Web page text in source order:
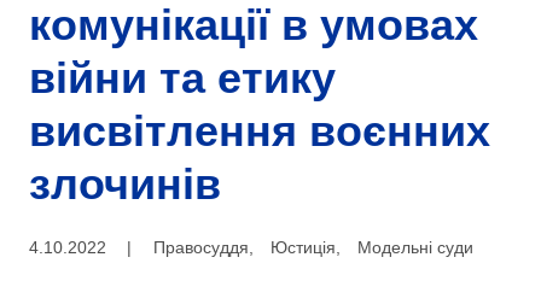
комунікації в умовах
війни та етику
висвітлення воєнних
злочинів
4.10.2022 | Правосуддя Юстиція Модельні суди